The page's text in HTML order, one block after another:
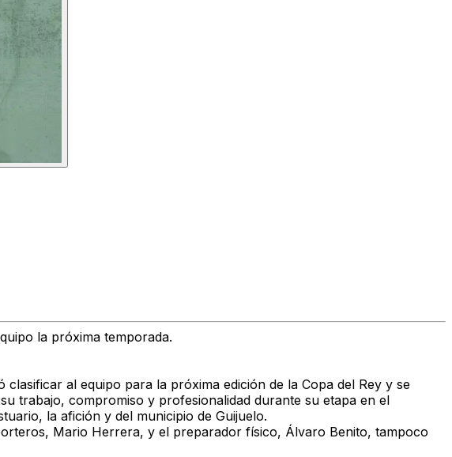
la próxima temporada.
al equipo para la próxima edición de la Copa del Rey y se
trabajo, compromiso y profesionalidad durante su etapa en el
la afición y del municipio de Guijuelo.
Mario Herrera, y el preparador físico, Álvaro Benito, tampoco